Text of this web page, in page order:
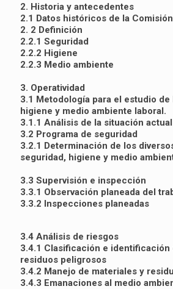
2. Historia y antecedentes
2.1 Datos históricos de la
2. 2 Definición
2.2.1 Seguridad
2.2.2 Higiene
2.2.3 Medio ambiente
3. Operatividad
3.1 Metodología para el estudio de
higiene y medio ambiente laboral.
3.1.1 Análisis de la situación
3.2 Programa de seguridad
3.2.1 Determinación de los
seguridad, higiene y medio
3.3 Supervisión e inspección
3.3.1 Observación planeada del
3.3.2 Inspecciones planeadas
3.4 Análisis de riesgos
3.4.1 Clasificación e identificación
residuos peligrosos
3.4.2 Manejo de materiales y
3.4.3 Emanaciones al medio